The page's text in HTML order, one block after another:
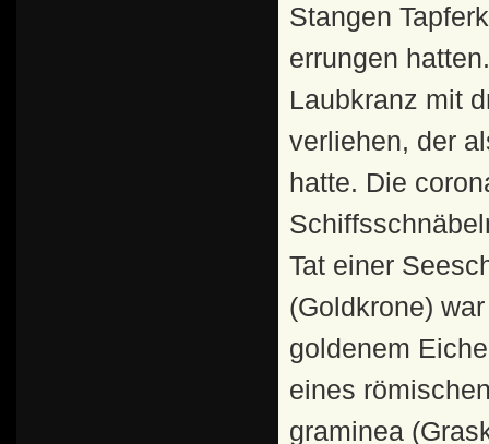
Stangen
errungen
Laubkranz mit
verliehen, der
hatte. Die
Tat einer
(Goldkrone)
goldenem
eines
graminea